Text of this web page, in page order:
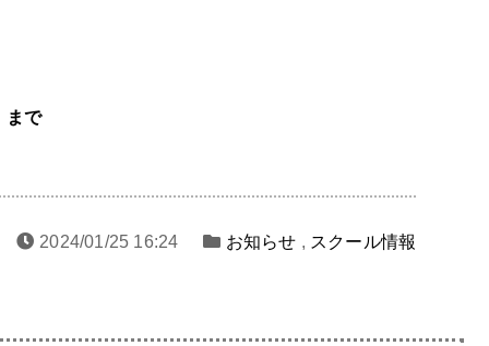
まで
2024/01/25 16:24 お知らせ , スクール情報